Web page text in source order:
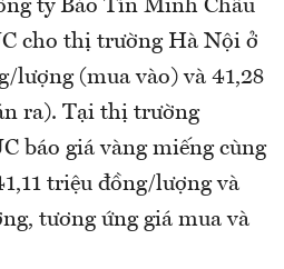
ty Bảo Tín Minh Châu
cho thị trường Hà Nội ở
lượng (mua vào) và 41,28
ra). Tại thị trường
báo giá vàng miếng cùng
triệu đồng/lượng và
tương ứng giá mua và